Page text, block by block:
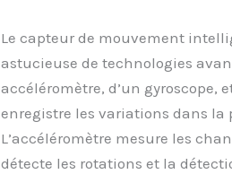
Le capteur de mouvement
astucieuse de technologies
accéléromètre, d’un gyroscope,
enregistre les variations dans la
L’accéléromètre mesure les
détecte les rotations et la